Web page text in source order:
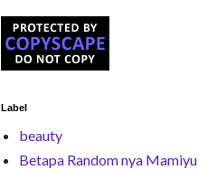
Label
beauty
Betapa Random nya Mamiyu